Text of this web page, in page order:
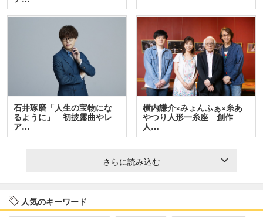
石井琢磨「人生の宝物にな
るように」 初披露曲やレ
ア…
横内謙介×みょんふぁ×糸あ
やつり人形一糸座 創作
人…
さらに読み込む
人気のキーワード